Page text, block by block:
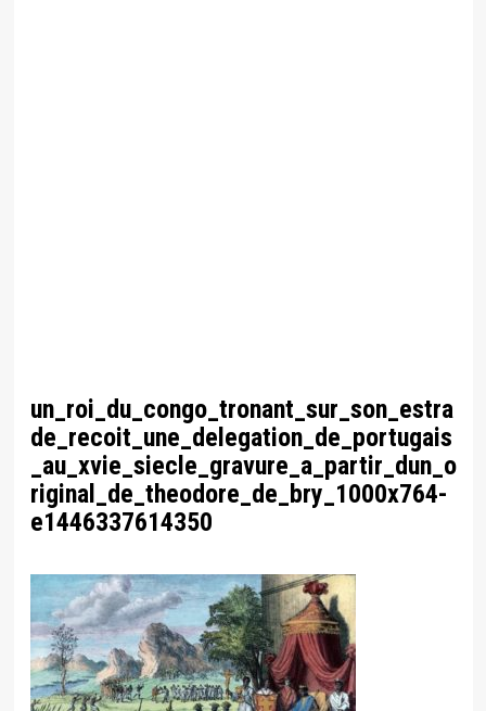
un_roi_du_congo_tronant_sur_son_estra
de_recoit_une_delegation_de_portugais
_au_xvie_siecle_gravure_a_partir_dun_o
riginal_de_theodore_de_bry_1000x764-
e1446337614350